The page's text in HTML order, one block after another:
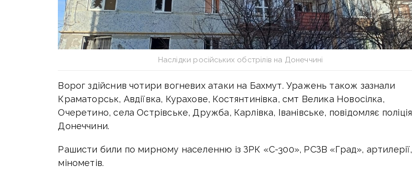
Наслідки російських обстрілів на Донеччині
Ворог здійснив чотири вогневих атаки на Бахмут. Уражень також зазнали
Краматорськ, Авдіївка, Курахове, Костянтинівка, смт Велика Новосілка,
Очеретино, села Острівське, Дружба, Карлівка, Іванівське, повідомляє поліція
Донеччини.
Рашисти били по мирному населенню із ЗРК «С-300», РСЗВ «Град», артилерії,
мінометів.